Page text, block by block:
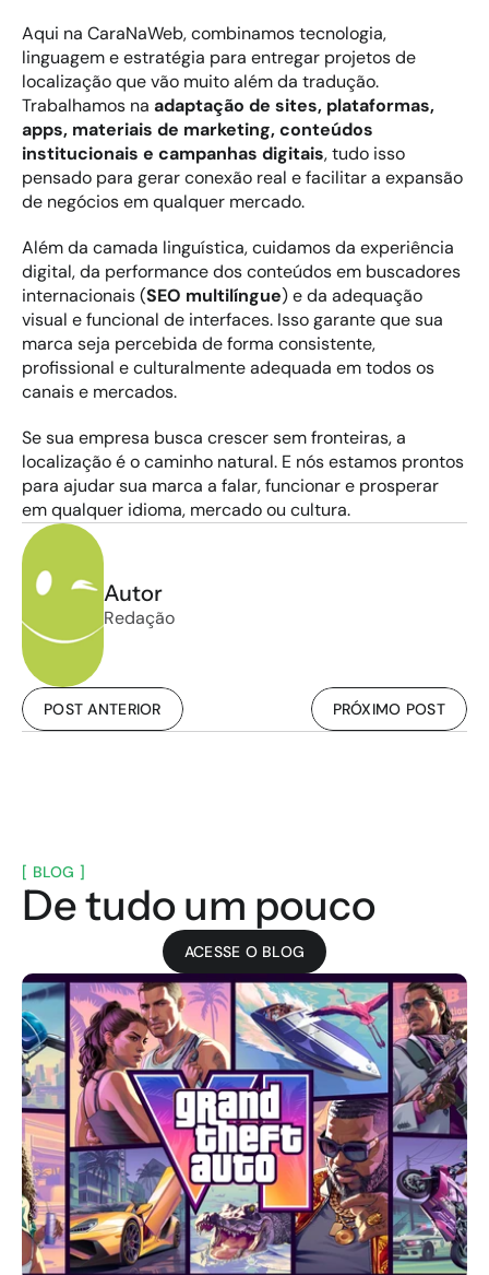
Aqui na CaraNaWeb, combinamos tecnologia,
linguagem e estratégia para entregar projetos de
localização que vão muito além da tradução.
Trabalhamos na adaptação de sites, plataformas,
apps, materiais de marketing, conteúdos
institucionais e campanhas digitais, tudo isso
pensado para gerar conexão real e facilitar a expansão
de negócios em qualquer mercado.
Além da camada linguística, cuidamos da experiência
digital, da performance dos conteúdos em buscadores
internacionais (SEO multilíngue) e da adequação
visual e funcional de interfaces. Isso garante que sua
marca seja percebida de forma consistente,
profissional e culturalmente adequada em todos os
canais e mercados.
Se sua empresa busca crescer sem fronteiras, a
localização é o caminho natural. E nós estamos prontos
para ajudar sua marca a falar, funcionar e prosperar
em qualquer idioma, mercado ou cultura.
Autor
Redação
POST ANTERIOR PRÓXIMO POST
[ BLOG ]
De tudo um pouco
ACESSE O BLOG